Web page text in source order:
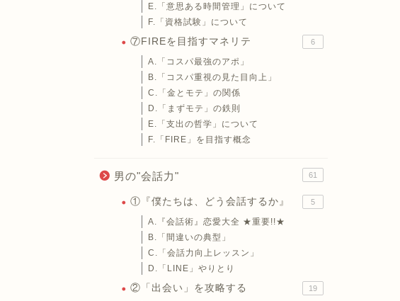
E.「意思ある時間管理」について
F.「資格試験」について
⑦FIREを目指すマネリテ 6
A.「コスパ最強のアポ」
B.「コスパ重視の見た目向上」
C.「金とモテ」の関係
D.「まずモテ」の鉄則
E.「支出の哲学」について
F.「FIRE」を目指す概念
男の"会話力" 61
①『僕たちは、どう会話するか』 5
A.『会話術』恋愛大全 ★重要!!★
B.「間違いの典型」
C.「会話力向上レッスン」
D.「LINE」やりとり
②「出会い」を攻略する 19